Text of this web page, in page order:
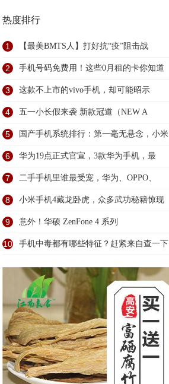
热度排行
1 【最美BMTS人】打好抗“疫”阻击战
2 手机号码免费用！这些0月租的卡你知道
3 这款不上市的vivo手机，却可能昭示
4 五一小长假来袭 新款冠道（NEW A
5 国产手机系统排行：第一毫无悬念，小米
6 华为19点正式官宣，3款华为手机，最
7 二手手机里谁最受宠，华为、OPPO、
8 小米手机4藏龙卧虎，众多武功秘籍惊现
9 意外！华硕 ZenFone 4 系列
10 手机中毒都有哪些特征？赶紧来自查一下